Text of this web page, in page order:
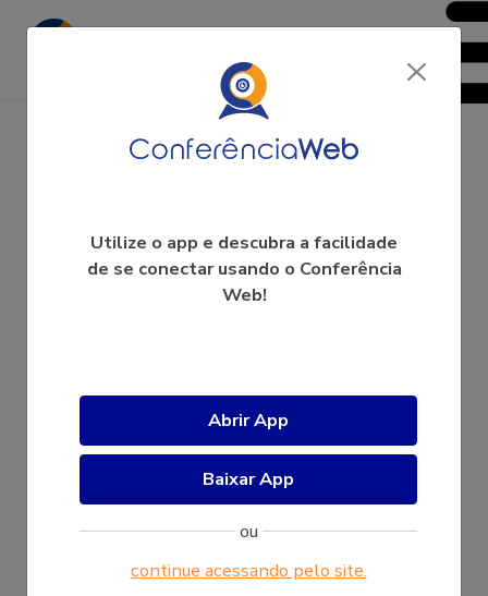
Profletras UFBA
A videoconferência ainda não começou.
Utilize o app e descubra a facilidade
de se conectar usando o Conferência
Web!
Abrir App
Baixar App
ou
continue acessando pelo site.